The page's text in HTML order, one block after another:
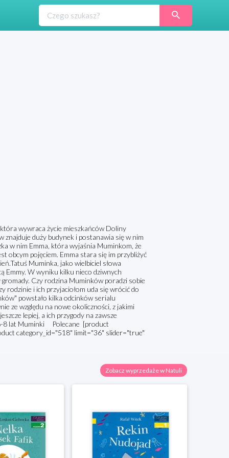
wywraca życie mieszkańców Doliny
duży budynek i postanawia się w nim
w nim Emma, która wyjaśnia Muminkom, że
obcym pojęciem. Emma stara się im przybliżyć
Muminka, jako wielbiciel słowa
Emmy. W wyniku kilku nieco dziwnych
Czy rodzina Muminków poradzi sobie
rodzinie i ich przyjaciołom uda się wrócić do
powstało kilka odcinków serialu
ze względu na nowe okoliczności, z jakimi
lepiej, a ich przygody na zawsze
8 lat Muminki Polecane [product
category_id="518" limit="36" slider="true"
Zobacz wyprzedaże w Natuli